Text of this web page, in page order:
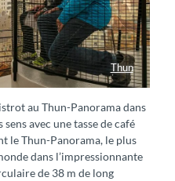
Thun
au Thun-Panorama dans
avec une tasse de café
le Thun-Panorama, le plus
dans l’impressionnante
de 38 m de long